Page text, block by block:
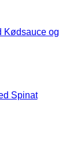
Kødsauce og
Spinat